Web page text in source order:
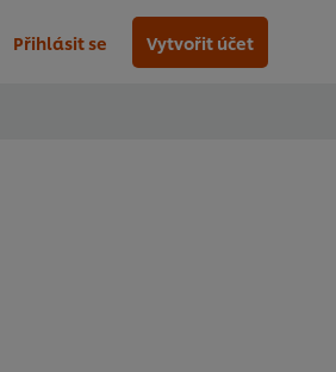
Přihlásit se Vytvořit účet